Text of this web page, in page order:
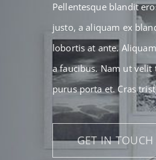
Pellentesque blandit
justo, a aliquam ex
lobortis at ante.
a faucibus. Nam ut velit
purus porta et. Cras
GET IN TOUCH